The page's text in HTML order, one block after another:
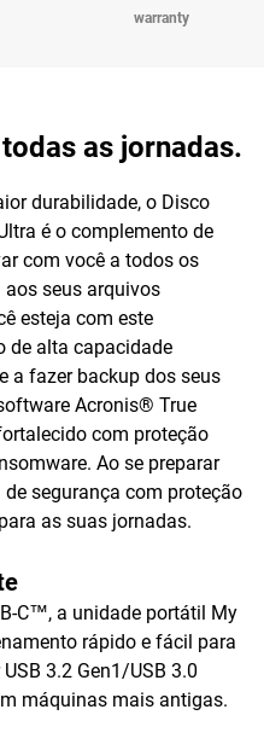
warranty
as jornadas.
durabilidade, o Disco
é o complemento de
com você a todos os
aos seus arquivos
esteja com este
de alta capacidade
a fazer backup dos seus
Acronis® True
com proteção
Ao se preparar
segurança com proteção
as suas jornadas.
C™, a unidade portátil My
rápido e fácil para
3.2 Gen1/USB 3.0
máquinas mais antigas.